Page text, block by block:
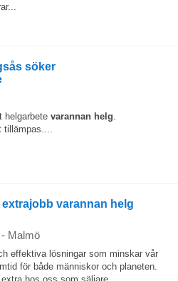
söker
helgarbete varannan helg.
tillämpas....
varannan helg
- Malmö
effektiva lösningar som minskar vår
för både människor och planeten.